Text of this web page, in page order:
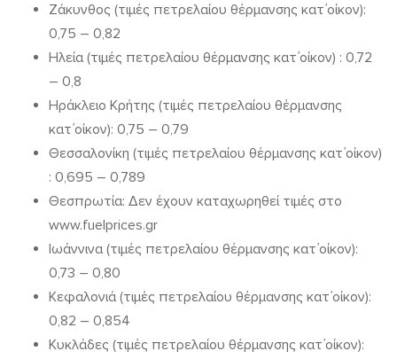
Ζάκυνθος (τιμές πετρελαίου θέρμανσης κατ΄οίκον):
0,75 – 0,82
Ηλεία (τιμές πετρελαίου θέρμανσης κατ΄οίκον) : 0,72
– 0,8
Ηράκλειο Κρήτης (τιμές πετρελαίου θέρμανσης
κατ΄οίκον): 0,75 – 0,79
Θεσσαλονίκη (τιμές πετρελαίου θέρμανσης κατ΄οίκον)
: 0,695 – 0,789
Θεσπρωτία: Δεν έχουν καταχωρηθεί τιμές στο
www.fuelprices.gr
Ιωάννινα (τιμές πετρελαίου θέρμανσης κατ΄οίκον):
0,73 – 0,80
Κεφαλονιά (τιμές πετρελαίου θέρμανσης κατ΄οίκον):
0,82 – 0,854
Κυκλάδες (τιμές πετρελαίου θέρμανσης κατ΄οίκον):